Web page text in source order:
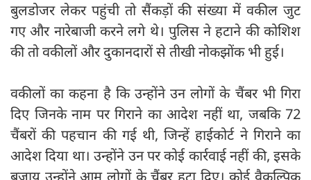
बुलडोजर लेकर पहुंची तो सैंकड़ों की संख्या में वकील जुट
गए और नारेबाजी करने लगे थे। पुलिस ने हटाने की कोशिश
की तो वकीलों और दुकानदारों से तीखी नोकझोंक भी हुई।
वकीलों का कहना है कि उन्होंने उन लोगों के चैंबर भी गिरा
दिए जिनके नाम पर गिराने का आदेश नहीं था, जबकि 72
चैंबरों की पहचान की गई थी, जिन्हें हाईकोर्ट ने गिराने का
आदेश दिया था। उन्होंने उन पर कोई कार्रवाई नहीं की, इसके